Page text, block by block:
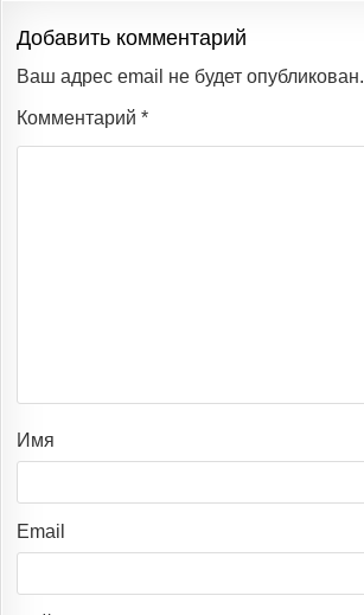
Добавить комментарий
Ваш адрес email не будет опубликован.
Комментарий *
Имя
Email